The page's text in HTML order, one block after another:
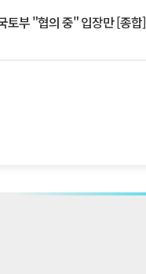
토부 "협의 중" 입장만 [종합]